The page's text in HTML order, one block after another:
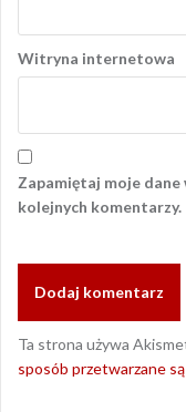
Witryna internetowa
Zapamiętaj moje
kolejnych komentarzy.
Ta strona używa
sposób przetwarzane